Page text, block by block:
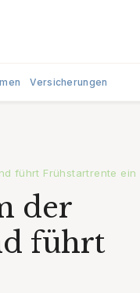
Versicherungen
führt Frühstartrente ein
der
führt